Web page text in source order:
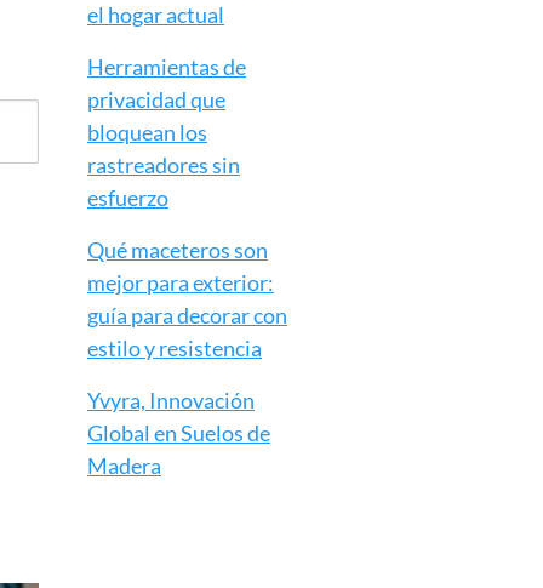
el hogar actual
Herramientas de
privacidad que
bloquean los
rastreadores sin
esfuerzo
Qué maceteros son
mejor para exterior:
guía para decorar con
estilo y resistencia
Yvyra, Innovación
Global en Suelos de
Madera